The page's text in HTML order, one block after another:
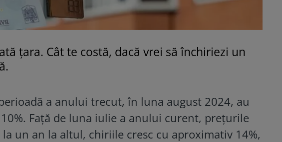
țara. Cât te costă, dacă vrei să închiriezi un
a anului trecut, în luna august 2024, au
Față de luna iulie a anului curent, prețurile
un an la altul, chiriile cresc cu aproximativ 14%,